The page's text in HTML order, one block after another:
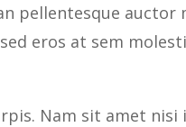
pellentesque
eros at sem
Nam sit amet